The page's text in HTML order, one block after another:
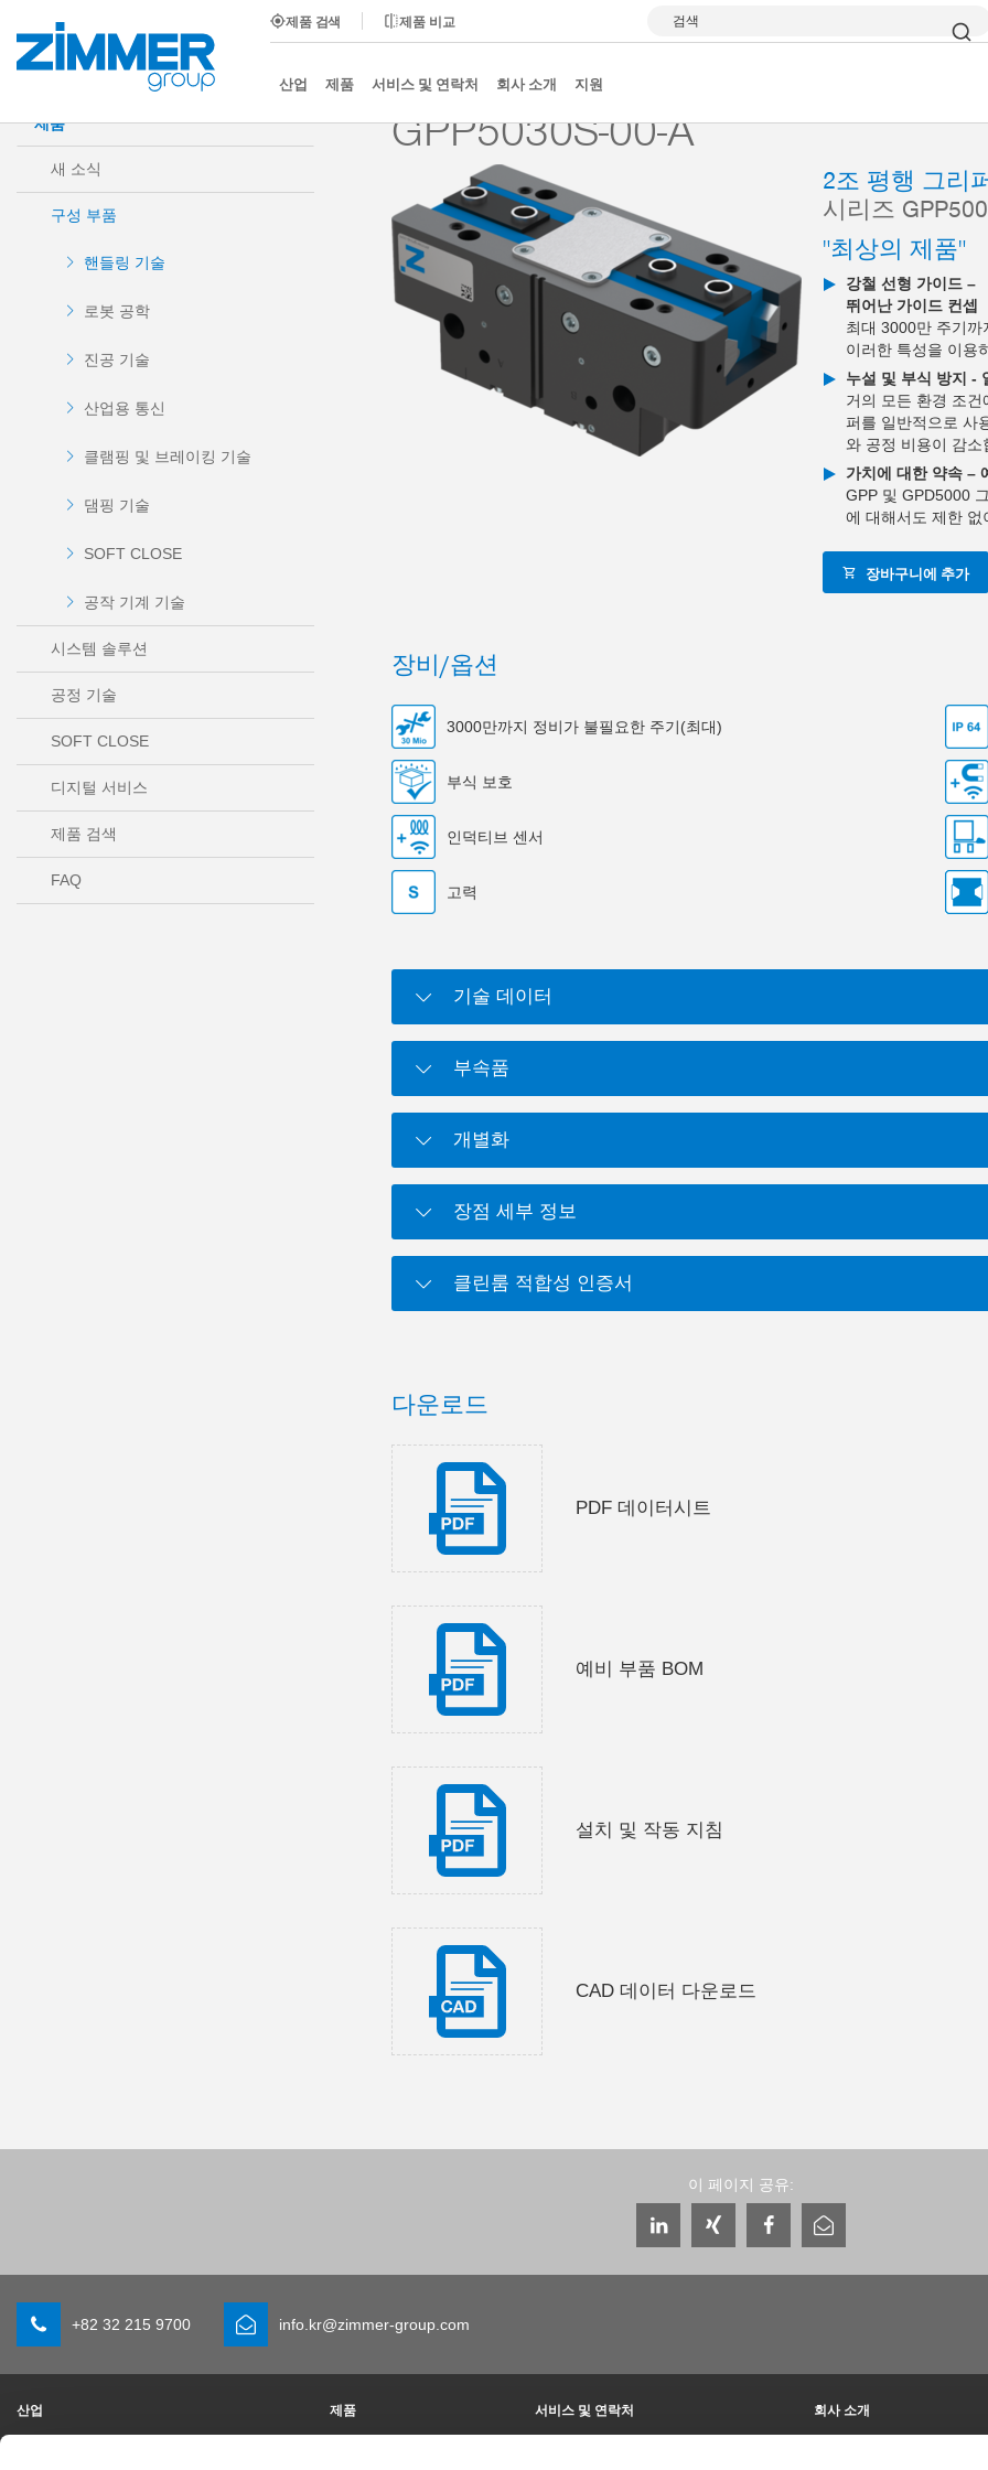
제품 검색 제품 비교 검색
산업 제품 서비스 및 연락처 회사 소개 지원
시작 제품 구성 부품 핸들링 기술 2-조 평행 그리퍼 시리즈 GPP5000 GPP5030S-00-A
제품
새 소식
구성 부품
핸들링 기술
로봇 공학
진공 기술
산업용 통신
클램핑 및 브레이킹 기술
댐핑 기술
SOFT CLOSE
공작 기계 기술
시스템 솔루션
공정 기술
SOFT CLOSE
디지털 서비스
제품 검색
FAQ
GPP5030S-00-A
2조 평행 그리
시리즈
"최상의 제품"
강철 선형 가이드 –
뛰어난 가이드 컨셉
최대 3000만 주기까
이러한 특성을 이용
누설 및 부식 방지 -
거의 모든 환경 조
퍼를 일반적으로 사
와 공정 비용이 감소
가치에 대한 약속 –
GPP 및 GPD5000
에 대해서도 제한
장바구니에 추가
장비/옵션
3000만까지 정비가 불필요한 주기(최대)
부식 보호
인덕티브 센서
고력
기술 데이터
부속품
개별화
장점 세부 정보
클린룸 적합성 인증서
다운로드
PDF 데이터시트
예비 부품 BOM
설치 및 작동 지침
CAD 데이터 다운로드
이 페이지 공유:
+82 32 215 9700 info.kr@zimmer-group.com
산업
모빌리티
제품
새 소식
서비스 및 연락처
글로벌 상담자
회사 소개
THE KNOW-HOW FACTORY